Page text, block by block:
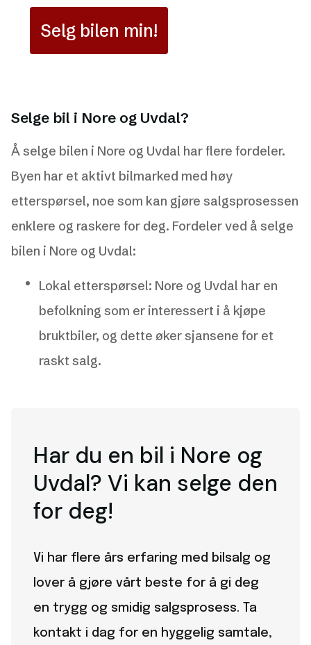
Selg bilen min!
Selge bil i Nore og Uvdal?
Å selge bilen i Nore og Uvdal har flere fordeler.
Byen har et aktivt bilmarked med høy
etterspørsel, noe som kan gjøre salgsprosessen
enklere og raskere for deg. Fordeler ved å selge
bilen i Nore og Uvdal:
Lokal etterspørsel: Nore og Uvdal har en
befolkning som er interessert i å kjøpe
bruktbiler, og dette øker sjansene for et
raskt salg.
Har du en bil i Nore og
Uvdal? Vi kan selge den
for deg!
Vi har flere års erfaring med bilsalg og
lover å gjøre vårt beste for å gi deg
en trygg og smidig salgsprosess. Ta
kontakt i dag for en hyggelig samtale,